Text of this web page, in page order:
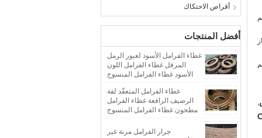
أقراص الاحتكاك
أفضل المنتجات
غطاء الفرامل الأسود لعبور الرمل
المرفل غطاء الفرامل اللون
الأسود غطاء الفرامل المنسوج
غطاء الفرامل المتعقّد لفة
الرصيف الرافعة غطاء الفرامل
مطحون غطاء الفرامل المنسوج
جرار الفرامل مرنة غير
,